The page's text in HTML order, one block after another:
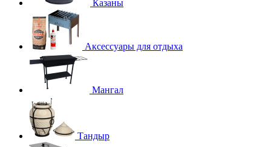
Казаны
Аксессуары для отдыха
Мангал
Тандыр